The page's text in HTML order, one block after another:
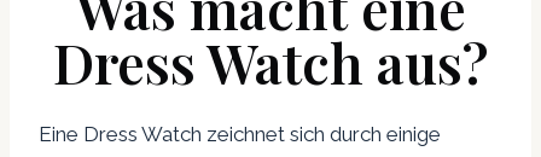
Dress Watch aus?
Eine Dress Watch zeichnet sich durch einige